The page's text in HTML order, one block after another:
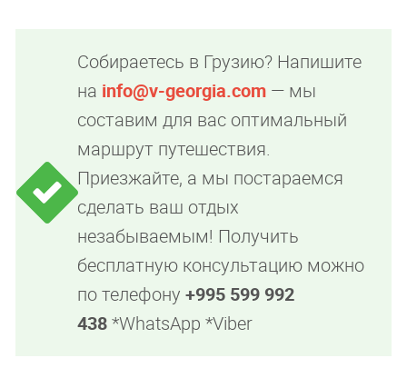
Собираетесь в Грузию? Напишите
на info@v-georgia.com — мы
составим для вас оптимальный
маршрут путешествия.
Приезжайте, а мы постараемся
сделать ваш отдых
незабываемым! Получить
бесплатную консультацию можно
по телефону +995 599 992
438*WhatsApp *Viber